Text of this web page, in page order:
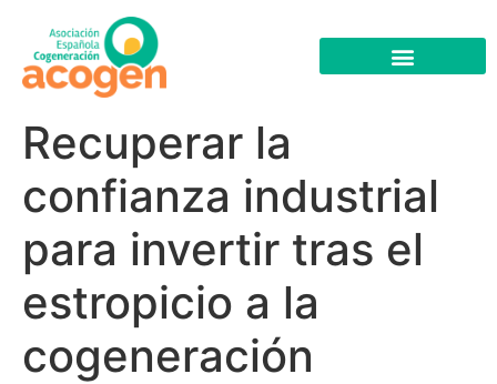
Recuperar la
confianza industrial
para invertir tras el
estropicio a la
cogeneración